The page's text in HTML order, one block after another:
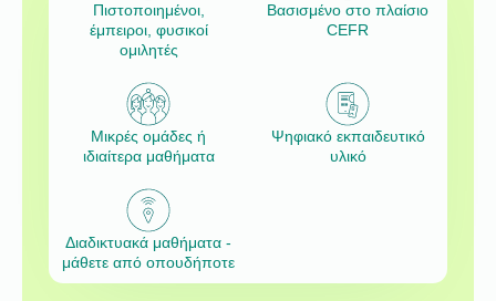
Πιστοποιημένοι,
έμπειροι, φυσικοί
ομιλητές
Βασισμένο στο πλαίσιο
CEFR
Μικρές ομάδες ή
ιδιαίτερα μαθήματα
Ψηφιακό εκπαιδευτικό
υλικό
Διαδικτυακά μαθήματα -
μάθετε από οπουδήποτε